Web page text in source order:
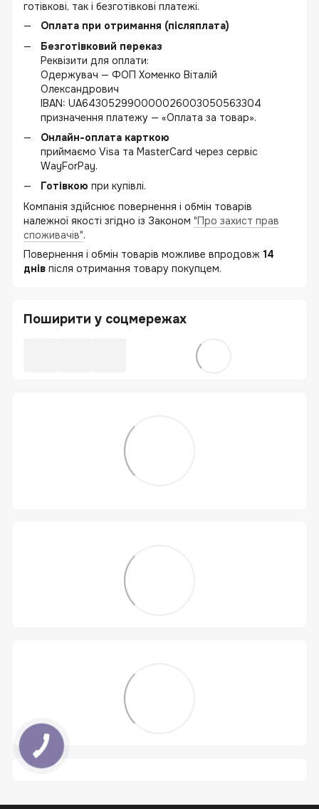
готівкові, так і безготівкові платежі.
Оплата при отримання (післяплата)
Безготівковий переказ
Реквізити для оплати:
Одержувач — ФОП Хоменко Віталій
Олександрович
IBAN: UA643052990000026003050563304
призначення платежу — «Оплата за товар».
Онлайн-оплата карткою
приймаємо Visa та MasterCard через сервіс
WayForPay.
Готівкою при купівлі.
Компанія здійснює повернення і обмін товарів
належної якості згідно із Законом "Про захист прав
споживачів".
Повернення і обмін товарів можливе впродовж 14
днів після отримання товару покупцем.
Поширити у соцмережах